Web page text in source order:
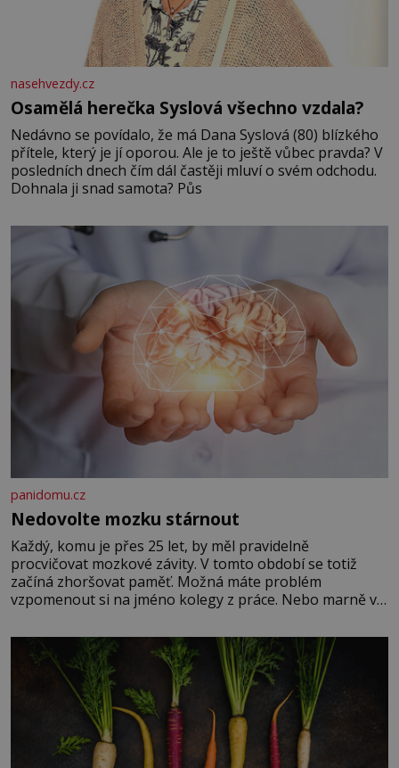
nasehvezdy.cz
Osamělá herečka Syslová všechno vzdala?
Nedávno se povídalo, že má Dana Syslová (80) blízkého
přítele, který je jí oporou. Ale je to ještě vůbec pravda? V
posledních dnech čím dál častěji mluví o svém odchodu.
Dohnala ji snad samota? Půs
panidomu.cz
Nedovolte mozku stárnout
Každý, komu je přes 25 let, by měl pravidelně
procvičovat mozkové závity. V tomto období se totiž
začíná zhoršovat paměť. Možná máte problém
vzpomenout si na jméno kolegy z práce. Nebo marně v
Je to opravdu tak, s věkem jako kdyby se paměť
rozhodla stávkovat. Cvičte